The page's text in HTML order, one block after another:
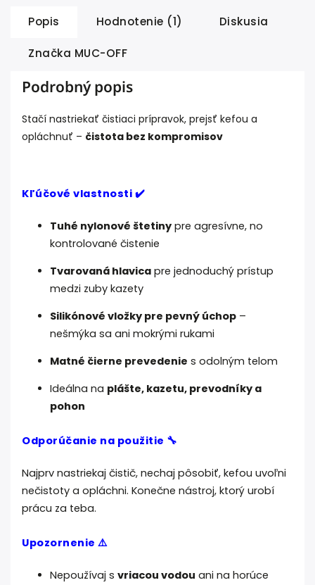
Popis Hodnotenie (1) Diskusia
Značka MUC-OFF
Podrobný popis
Stačí nastriekať čistiaci prípravok, prejsť kefou a
opláchnuť – čistota bez kompromisov
Kľúčové vlastnosti ✔️
Tuhé nylonové štetiny pre agresívne, no
kontrolované čistenie
Tvarovaná hlavica pre jednoduchý prístup
medzi zuby kazety
Silikónové vložky pre pevný úchop –
nešmýka sa ani mokrými rukami
Matné čierne prevedenie s odolným telom
Ideálna na plášte, kazetu, prevodníky a
pohon
Odporúčanie na použitie 🔧
Najprv nastriekaj čistič, nechaj pôsobiť, kefou uvoľni
nečistoty a opláchni. Konečne nástroj, ktorý urobí
prácu za teba.
Upozornenie ⚠️
Nepoužívaj s vriacou vodou ani na horúce